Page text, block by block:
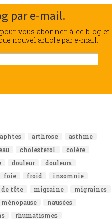
par e-mail.
vous abonner à ce blog et
nouvel article par e-mail.
aphtes arthrose
asthme
cholesterol
colère
douleur
douleurs
foie froid
insomnie
tête migraine
migraines
ménopause
nausées
rhumatismes